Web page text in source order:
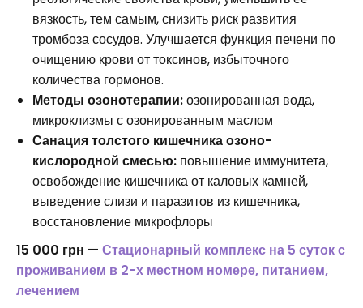
вязкость, тем самым, снизить риск развития
тромбоза сосудов. Улучшается функция печени по
очищению крови от токсинов, избыточного
количества гормонов.
Методы озонотерапии:озонированная вода,
микроклизмы с озонированным маслом
Санация толстого кишечника озоно-
кислородной смесью: повышение иммунитета,
освобождение кишечника от каловых камней,
выведение слизи и паразитов из кишечника,
восстановление микрофлоры
15 000 грн — Стационарный комплекс на 5 суток с
проживанием в 2-х местном номере, питанием,
лечением